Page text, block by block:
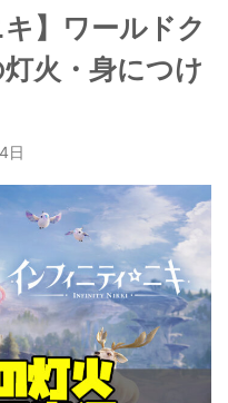
】ワールドク
火・身につけ
日